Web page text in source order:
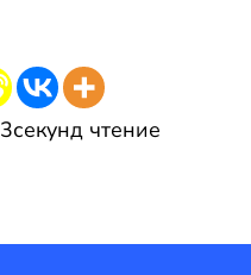
3секунд чтение